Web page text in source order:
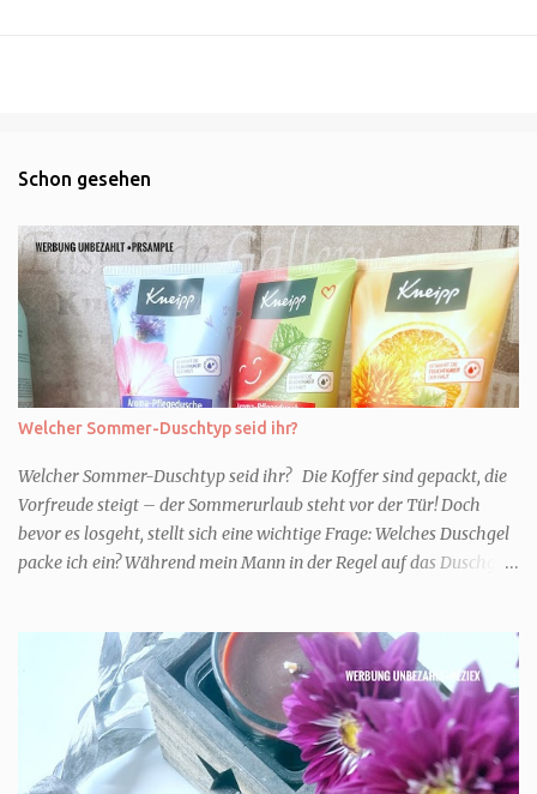
Schon gesehen
Welcher Sommer-Duschtyp seid ihr?
Welcher Sommer-Duschtyp seid ihr? Die Koffer sind gepackt, die
Vorfreude steigt – der Sommerurlaub steht vor der Tür! Doch
bevor es losgeht, stellt sich eine wichtige Frage: Welches Duschgel
packe ich ein? Während mein Mann in der Regel auf das Duschgel
Urlaub Entspannung und Wellness. Falls ihr ähnlich denkt, lasst
uns doch herausfinden, welcher Duschtyp ihr seid. TYP
GENIESSER Egal, ob Strand oder Städtetrip - für euch gehört
gutes Essen, ein guter Wein oder Cocktail, vielleicht ein gutes Buch
dazu. Ihr liebt es Sonnenuntergänge zu beobachten und genießt